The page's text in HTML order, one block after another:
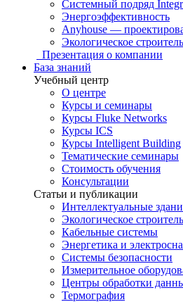
Системный подряд
Энергоэффективность
Anyhouse —
Экологическое
Презентация о компании
База знаний
Учебный центр
О центре
Курсы и семинары
Курсы Fluke Networks
Курсы ICS
Курсы Intelligent Building
Тематические семинары
Стоимость обучения
Консультации
Статьи и публикации
Интеллектуальные
Экологическое
Кабельные системы
Энергетика и
Системы безопасности
Измерительное
Центры обработки
Термография